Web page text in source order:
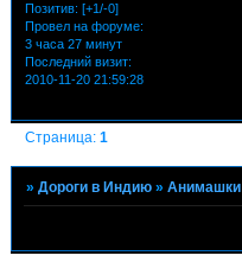
Позитив: [+1/-0]
Провел на форуме:
3 часа 27 минут
Последний визит:
2010-11-20 21:59:28
Страница:1
»Дороги в Индию »Анимашки